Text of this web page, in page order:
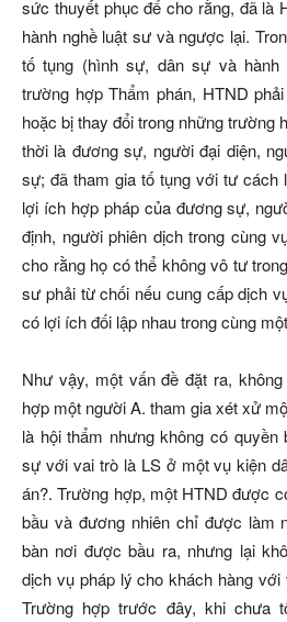
sức thuyết phục để cho rằng, đã là
hành nghề luật sư và ngược lại.
tố tụng (hình sự, dân sự và
trường hợp Thẩm phán, HTND
hoặc bị thay đổi trong những trường
thời là đương sự, người đại diện,
sự; đã tham gia tố tụng với tư cách
lợi ích hợp pháp của đương sự,
định, người phiên dịch trong cùng
cho rằng họ có thể không vô tư
sư phải từ chối nếu cung cấp dịch
có lợi ích đối lập nhau trong cùng
Như vậy, một vấn đề đặt ra,
hợp một người A. tham gia xét xử
là hội thẩm nhưng không có
sự với vai trò là LS ở một vụ kiện
án?. Trường hợp, một HTND được
bầu và đương nhiên chỉ được làm
bàn nơi được bầu ra, nhưng lại
dịch vụ pháp lý cho khách hàng
Trường hợp trước đây, khi chưa